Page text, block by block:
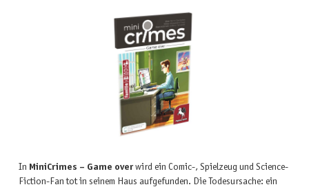
In MiniCrimes – Game overwird ein Comic-, Spielzeug und Science-
Fiction-Fan tot in seinem Haus aufgefunden. Die Todesursache: ein